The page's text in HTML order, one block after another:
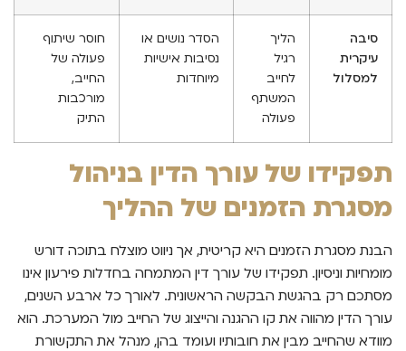
סיבה
עיקרית
למסלול
הליך
רגיל
לחייב
המשתף
פעולה
הסדר נושים או
נסיבות אישיות
מיוחדות
חוסר שיתוף
פעולה של
החייב,
מורכבות
התיק
תפקידו של עורך הדין בניהול
מסגרת הזמנים של ההליך
הבנת מסגרת הזמנים היא קריטית, אך ניווט מוצלח בתוכה דורש
מומחיות וניסיון. תפקידו של עורך דין המתמחה בחדלות פירעון אינו
מסתכם רק בהגשת הבקשה הראשונית. לאורך כל ארבע השנים,
עורך הדין מהווה את קו ההגנה והייצוג של החייב מול המערכת. הוא
מוודא שהחייב מבין את חובותיו ועומד בהן, מנהל את התקשורת